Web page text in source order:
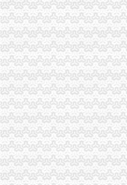
海关报关单位注册登记证书,
报关单位注册登记证书长期
海关报关单位注册登记证书-
北京海关：自理报关单位注
武汉海关：自理报关单位注
武汉海关：自理报关单位注
下列单位中,海关一般不予核
报关单位注册登记证书年检_
下列单位中,海关一般不予
奥美环境：关于获得中华共
报关单位注册证书不需要年
报关单位注册登记证书需要
海关总署令第221号公布《